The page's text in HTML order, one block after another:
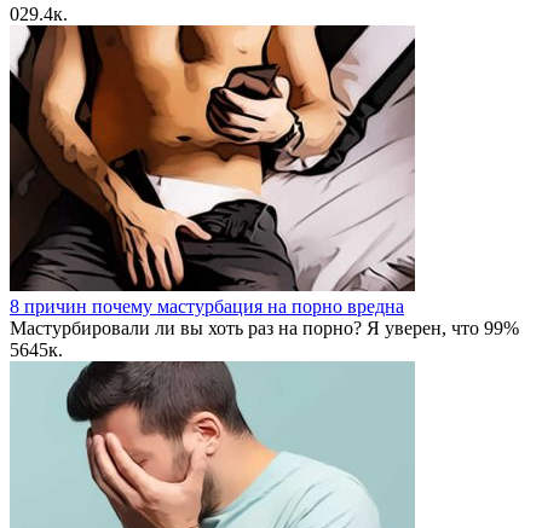
029.4к.
8 причин почему мастурбация на порно вредна
Мастурбировали ли вы хоть раз на порно? Я уверен, что 99%
5645к.